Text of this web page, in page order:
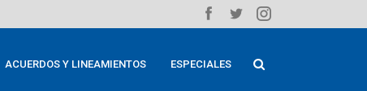
ACUERDOS Y LINEAMIENTOS ESPECIALES